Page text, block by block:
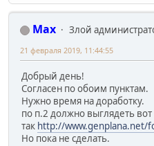
Max
Злой
21 февраля 2019, 11:44:55
Добрый день!
Согласен по обоим пунктам.
Нужно время на доработку.
по п.2 должно выглядеть вот
так http://www.genplana.net/
Но пока не сделать.